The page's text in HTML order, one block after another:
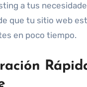
a tus
que tu sitio web
en poco tiempo.